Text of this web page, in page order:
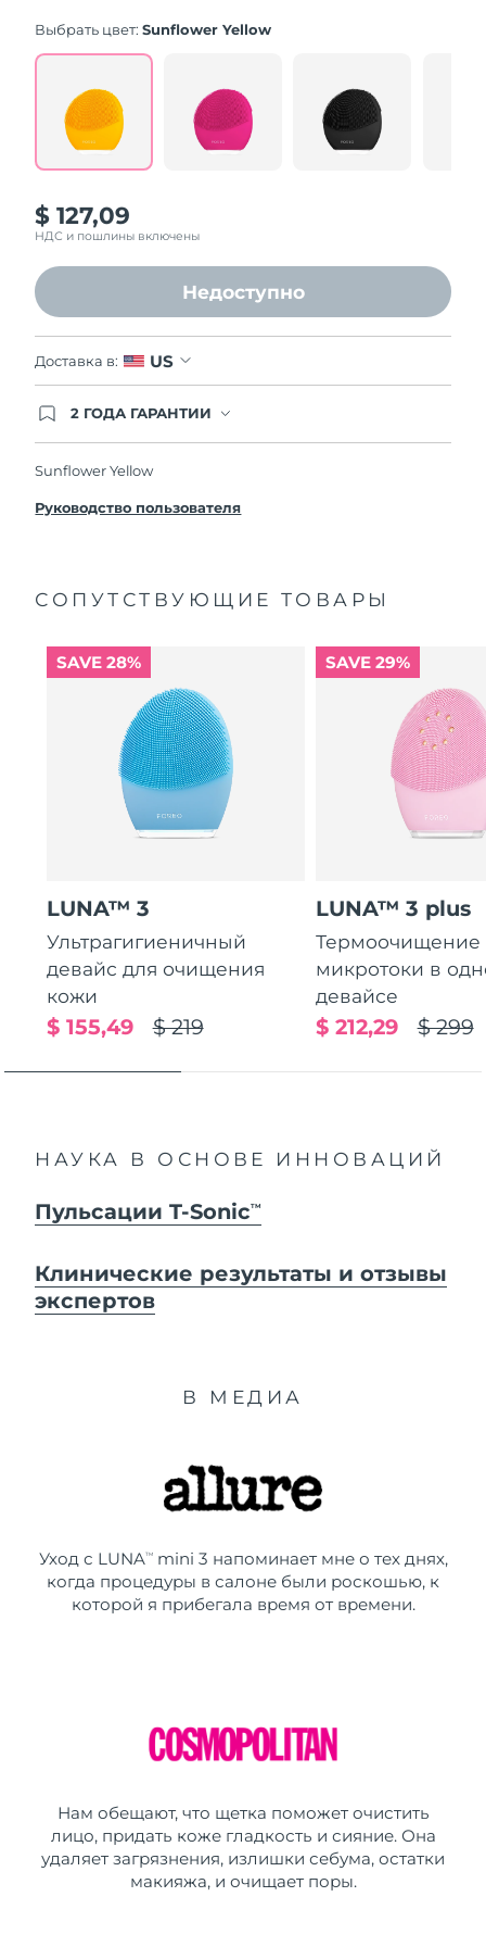
rating
Read
Reviews.
Same
page
Выбрать цвет:Sunflower Yellow
$ 127,09
НДС и пошлины включены
Недоступно
Доставка в: US
2 ГОДА ГАРАНТИИ
Это означает, что если в течение 2-х лет со дня
FOREO заменит его бесплатно.
Sunflower Yellow
Руководство пользователя
СОПУТСТВУЮЩИЕ ТОВАРЫ
SAVE 28%
LUNA™ 3
Ультрагигиеничный
девайс для очищения
кожи
$ 219
$ 155,49
SAVE 29%
LUNA™ 3 plus
Термоочищение
микротоки в
девайсе
$ 299
$ 212,29
НАУКА В ОСНОВЕ ИННОВАЦИЙ
Пульсации T-SonicTM
Клинические результаты и отзывы
экспертов
В МЕДИА
Уход с LUNATMmini 3 напоминает мне о тех днях,
когда процедуры в салоне были роскошью, к
которой я прибегала время от времени.
Нам обещают, что щетка поможет очистить
лицо, придать коже гладкость и сияние. Она
удаляет загрязнения, излишки себума, остатки
макияжа, и очищает поры.